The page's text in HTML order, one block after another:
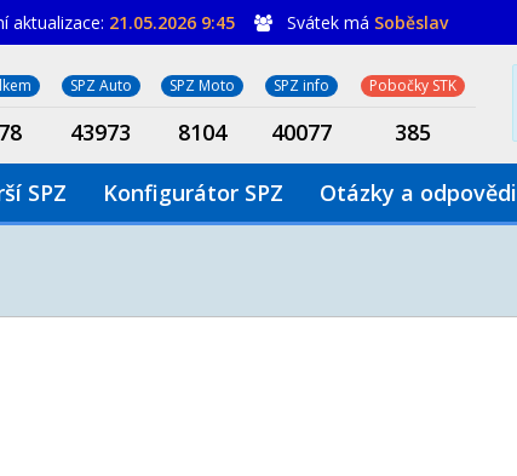
aktualizace: 21.05.2026 9:45 Svátek má Soběslav
SPZ Auto SPZ Moto SPZ info Pobočky STK
43973 8104 40077 385
SPZ Konfigurátor SPZ Otázky a odpovědi